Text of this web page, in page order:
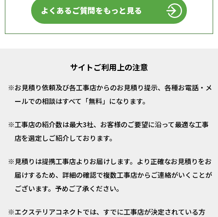
よくあるご質問をもっと見る
サイトご利用上の注意
お見積り依頼及び各工事店からのお見積り提示、各種お電話・メ
ールでの相談はすべて「無料」になります。
工事店の紹介数は最大3社、お客様のご要望に沿って最適な工事
店を選定しご紹介しております。
見積りは提携工事店よりお届けします。より正確なお見積りをお
届けするため、詳細の確認で複数工事店からご連絡がいくことが
ございます。予めご了承ください。
エクステリアコネクトでは、すでに工事店が決定されている方